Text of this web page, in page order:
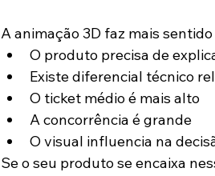
A animação 3D faz mais
O produto precisa de
Existe diferencial técnico
O ticket médio é mais alto
A concorrência é grande
O visual influencia na
Se o seu produto se encaixa